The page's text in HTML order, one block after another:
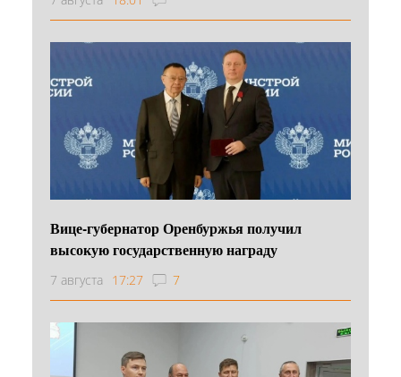
Вице-губернатор Оренбуржья получил
высокую государственную награду
7 августа 17:27 7